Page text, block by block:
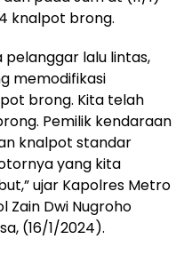
knalpot brong.
lalu lintas,
memodifikasi
brong. Kita telah
Pemilik kendaraan
knalpot standar
yang kita
ujar Kapolres Metro
Zain Dwi Nugroho
(16/1/2024).